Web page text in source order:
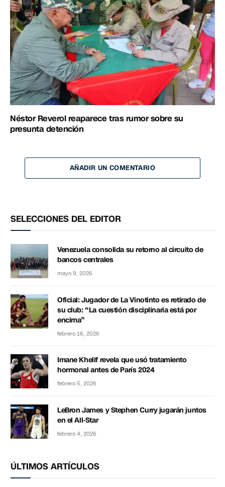
Néstor Reverol reaparece tras rumor sobre su
presunta detención
AÑADIR UN COMENTARIO
SELECCIONES DEL EDITOR
Venezuela consolida su retorno al circuito de
bancos centrales
mayo 9, 2026
Oficial: Jugador de La Vinotinto es retirado de
su club: “La cuestión disciplinaria está por
encima”
febrero 16, 2026
Imane Khelif revela que usó tratamiento
hormonal antes de París 2024
febrero 5, 2026
LeBron James y Stephen Curry jugarán juntos
en el All-Star
febrero 4, 2026
ÚLTIMOS ARTÍCULOS